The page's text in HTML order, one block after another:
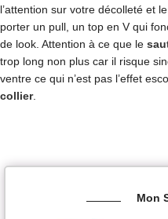
l’attention sur votre décolleté et
porter un pull, un top en V qui
de look. Attention à ce que le
trop long non plus car il risque
ventre ce qui n’est pas l’effet
collier.
Mon